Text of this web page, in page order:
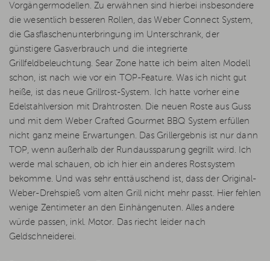
Vorgängermodellen. Zu erwähnen sind hierbei insbesondere
die wesentlich besseren Rollen, das Weber Connect System,
die Gasflaschenunterbringung im Unterschrank, der
günstigere Gasverbrauch und die integrierte
Grillfeldbeleuchtung. Sear Zone hatte ich beim alten Modell
schon, ist nach wie vor ein TOP-Feature. Was ich nicht gut
heiße, ist das neue Grillrost-System. Ich hatte vorher eine
Edelstahlversion mit Drahtrosten. Die neuen Roste aus Guss
und mit dem Weber Crafted Gourmet BBQ System erfüllen
nicht ganz meine Erwartungen. Das Grillergebnis ist nur dann
TOP, wenn außerhalb der Rundaussparung gegrillt wird. Ich
werde mal schauen, ob ich hier ein anderes Rostsystem
bekomme. Und was sehr enttäuschend ist, dass der Original-
Weber-Drehspieß vom alten Grill nicht mehr passt. Hier fehlen
wenige Zentimeter an den Einhängenuten. Alles andere
würde passen, inkl. Motor. Das riecht leider nach
Geldschneiderei.